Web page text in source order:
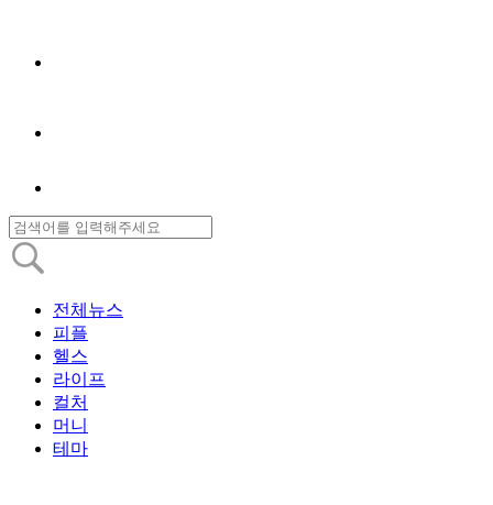
전체뉴스
피플
헬스
라이프
컬처
머니
테마